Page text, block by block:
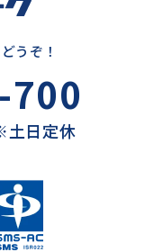
うぞ！
土日定休